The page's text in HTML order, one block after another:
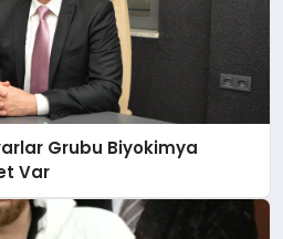
Grubu Biyokimya
Var